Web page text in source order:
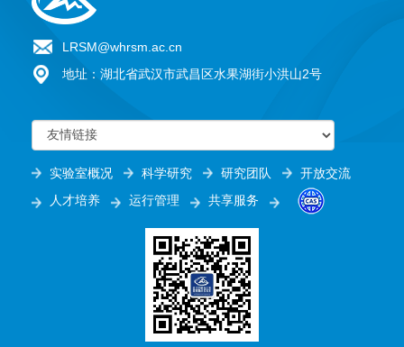
LRSM@whrsm.ac.cn
地址：湖北省武汉市武昌区水果湖街小洪山2号
实验室概况 科学研究 研究团队
开放交流
人才培养
运行管理 共享服务